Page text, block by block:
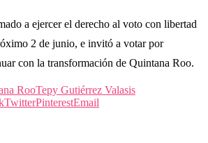
a ejercer el derecho al voto con libertad
2 de junio, e invitó a votar por
con la transformación de Quintana Roo.
RooTepy Gutiérrez Valasis
TwitterPinterestEmail